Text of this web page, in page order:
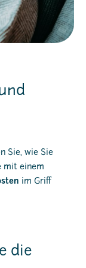
Sie, wie Sie
mit einem
im Griff
die